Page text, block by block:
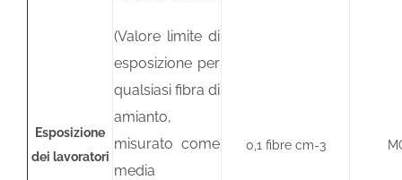
Esposizione
dei lavoratori
(Valore limite di
esposizione per
qualsiasi fibra di
amianto,
misurato come
media
0,1 fibre cm-3